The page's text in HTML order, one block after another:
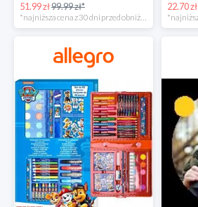
51.99 zł99.99 zł*
*najniższa cena z 30 dni przed obniżką
22.70 zł